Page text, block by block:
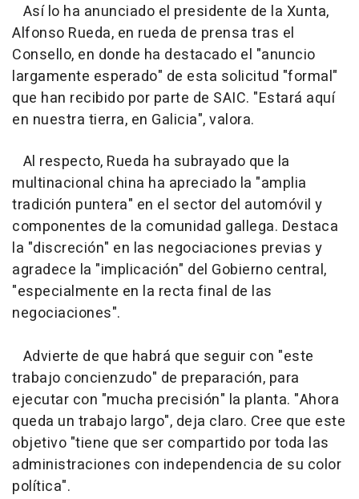
Así lo ha anunciado el presidente de la Xunta,
Alfonso Rueda, en rueda de prensa tras el
Consello, en donde ha destacado el "anuncio
largamente esperado" de esta solicitud "formal"
que han recibido por parte de SAIC. "Estará aquí
en nuestra tierra, en Galicia", valora.
Al respecto, Rueda ha subrayado que la
multinacional china ha apreciado la "amplia
tradición puntera" en el sector del automóvil y
componentes de la comunidad gallega. Destaca
la "discreción" en las negociaciones previas y
agradece la "implicación" del Gobierno central,
"especialmente en la recta final de las
negociaciones".
Advierte de que habrá que seguir con "este
trabajo concienzudo" de preparación, para
ejecutar con "mucha precisión" la planta. "Ahora
queda un trabajo largo", deja claro. Cree que este
objetivo "tiene que ser compartido por toda las
administraciones con independencia de su color
política".